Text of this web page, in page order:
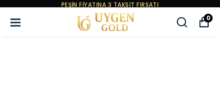
PEŞİN FİYATINA 3 TAKSİT FIRSATI
0